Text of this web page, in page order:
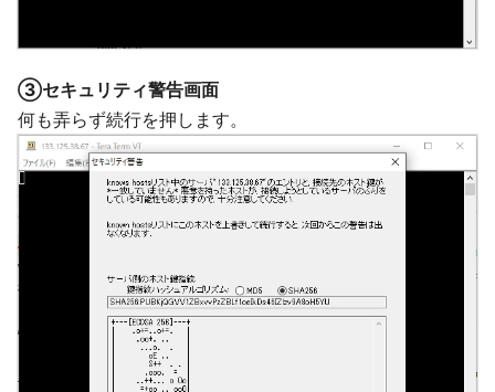
③セキュリティ警告画面
何も弄らず続行を押します。